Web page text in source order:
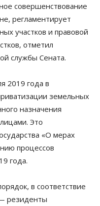
совершенствование
регламентирует
участков и правовой
отметил
службы Сената.
2019 года в
земельных
назначения
Это
«О мерах
процессов
года.
в соответствие
резиденты